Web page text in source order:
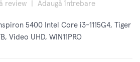
review Adaugă întrebare
5400 Intel Core i3-1115G4, Tiger
Video UHD, WIN11PRO